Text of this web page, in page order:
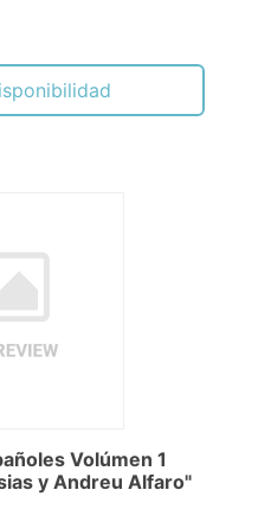
Volúmen 1
y Andreu Alfaro"